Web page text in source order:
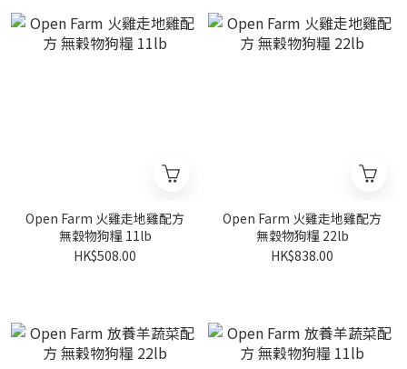
Open Farm 火雞走地雞配方
無穀物狗糧 11lb
HK$508.00
Open Farm 火雞走地雞配方
無穀物狗糧 22lb
HK$838.00